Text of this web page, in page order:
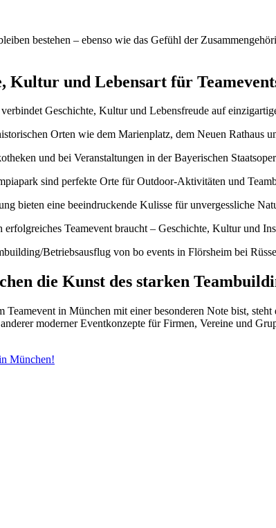
bestehen – ebenso wie das Gefühl der
Kultur und Lebensart für
Geschichte, Kultur und Lebensfreude auf
Orten wie dem Marienplatz, dem Neuen Rathaus
und bei Veranstaltungen in der Bayerischen
sind perfekte Orte für Outdoor-Aktivitäten und
bieten eine beeindruckende Kulisse für unvergessliche
erfolgreiches Teamevent braucht – Geschichte, Kultur und
die Kunst des starken
Teamevent in München mit einer besonderen Note bist,
moderner Eventkonzepte für Firmen, Vereine und
München!